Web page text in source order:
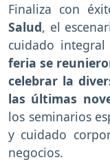
Finaliza con
Salud, el
cuidado integral
feria se
celebrar la
las últimas
los seminarios
y cuidado
negocios.